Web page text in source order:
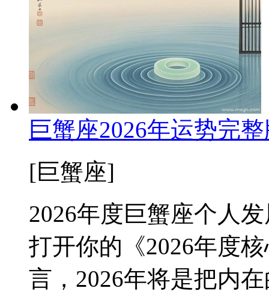
巨蟹座2026年运势完
[巨蟹座]
2026年度巨蟹座个人
打开你的《2026年度
言，2026年将是把内